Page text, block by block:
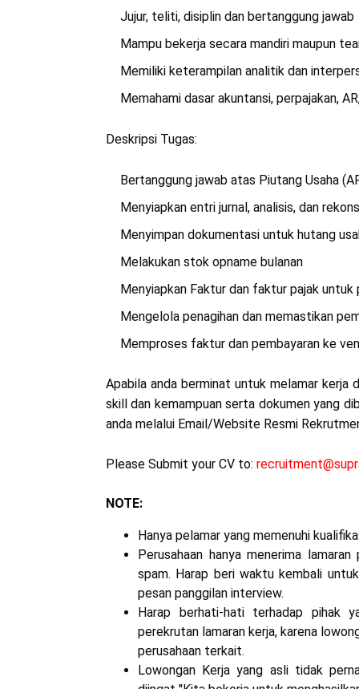
Jujur, teliti, disiplin dan bertanggung jawab
Mampu bekerja secara mandiri maupun
Memiliki keterampilan analitik dan
Memahami dasar akuntansi, perpajakan,
Deskripsi Tugas:
Bertanggung jawab atas Piutang Usaha
Menyiapkan entri jurnal, analisis, dan
Menyimpan dokumentasi untuk hutang
Melakukan stok opname bulanan
Menyiapkan Faktur dan faktur pajak untuk
Mengelola penagihan dan memastikan
Memproses faktur dan pembayaran ke
Apabila anda berminat untuk melamar kerja
skill dan kemampuan serta dokumen yang
anda melalui Email/Website Resmi
Please Submit your CV to:
NOTE:
Hanya pelamar yang memenuhi
Perusahaan hanya menerima
spam. Harap beri waktu kembali
pesan panggilan interview.
Harap berhati-hati terhadap pihak
perekrutan lamaran kerja, karena
perusahaan terkait.
Lowongan Kerja yang asli tidak